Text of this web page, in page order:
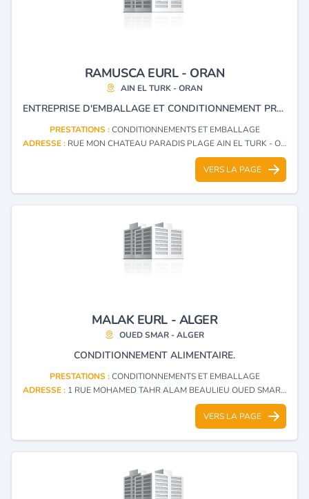
RAMUSCA EURL - ORAN
AIN EL TURK - ORAN
ENTREPRISE D'EMBALLAGE ET CONDITIONNEMENT PRODUITS DENRÉE ALIMENTAIRE
PRESTATIONS :CONDITIONNEMENTS ET EMBALLAGE
ADRESSE : RUE MON CHATEAU PARADIS PLAGE AIN EL TURK - ORAN
VERS LA PAGE
MALAK EURL - ALGER
OUED SMAR - ALGER
CONDITIONNEMENT ALIMENTAIRE.
PRESTATIONS :CONDITIONNEMENTS ET EMBALLAGE
ADRESSE : 1 RUE MOHAMED TAHR ALAM BEAULIEU OUED SMAR - ALGER
VERS LA PAGE